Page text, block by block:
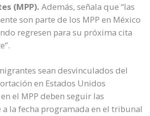
(MPP). Además, señala que “las
son parte de los MPP en México
regresen para su próxima cita
sean desvinculados del
en Estados Unidos
el MPP deben seguir las
la fecha programada en el tribunal